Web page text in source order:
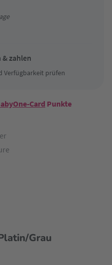
zahlen
Verfügbarkeit prüfen
Card Punkte
Grau